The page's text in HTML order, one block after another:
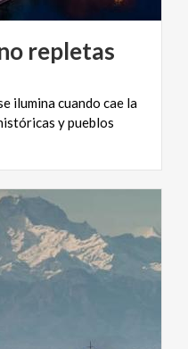
repletas
ilumina cuando cae la
y pueblos